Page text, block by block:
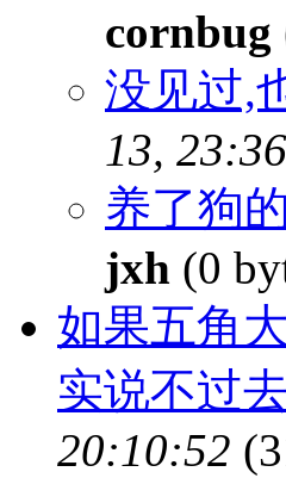
cornbug
没见过,
13,
养了狗
jxh (0
如果五角
实说不过
20:10:52